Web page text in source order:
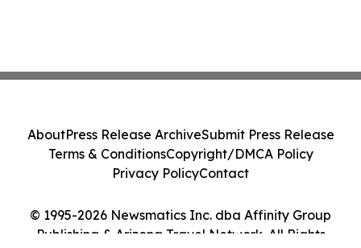
© 1995-2026 Newsmatics Inc. dba Affinity Group
Publishing & Arizona Travel Network. All Rights
AboutPress Release ArchiveSubmit Press Release
Terms & ConditionsCopyright/DMCA Policy
Privacy PolicyContact